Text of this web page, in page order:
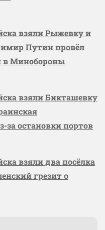
взяли Рыжевку и
Путин провёл
в Минобороны
взяли Бикташевку
за остановки портов
взяли два посёлка
грезит о